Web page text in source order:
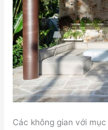
Các không gian với